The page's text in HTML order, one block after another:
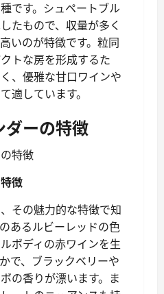
です。シュペートブル
たもので、収量が多く
いのが特徴です。粒同
トな房を形成するた
、優雅な甘口ワインや
適しています。
ダーの特徴
徴
その魅力的な特徴で知
あるルビーレッドの色
ボディの赤ワインを生
で、ブラックベリーや
の香りが漂います。ま